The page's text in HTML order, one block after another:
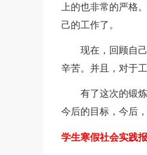
上的也非常的严格
己的工作了。
现在，回顾自
辛苦。并且，对于
有了这次的锻
今后的目标，今后
学生寒假社会实践